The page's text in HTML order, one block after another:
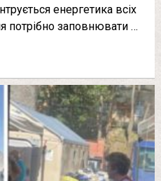
енергетика всіх
потрібно заповнювати …